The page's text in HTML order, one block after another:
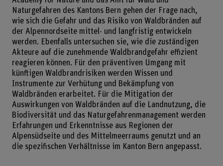
Naturgefahren des Kantons Bern gehen der Frage nach,
wie sich die Gefahr und das Risiko von Waldbränden auf
der Alpennordseite mittel- und langfristig entwickeln
werden. Ebenfalls untersuchen sie, wie die zuständigen
Akteure auf die zunehmende Waldbrandgefahr effizient
reagieren können. Für den präventiven Umgang mit
künftigen Waldbrandrisiken werden Wissen und
Instrumente zur Verhütung und Bekämpfung von
Waldbränden erarbeitet. Für die Mitigation der
Auswirkungen von Waldbränden auf die Landnutzung, die
Biodiversität und das Naturgefahrenmanagement werden
Erfahrungen und Erkenntnisse aus Regionen der
Alpensüdseite und des Mittelmeerraums genutzt und an
die spezifischen Verhältnisse im Kanton Bern angepasst.